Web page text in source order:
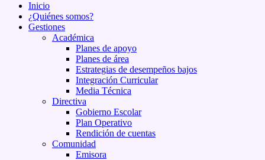
Inicio
¿Quiénes somos?
Gestiones
Académica
Planes de apoyo
Planes de área
Estrategias de desempeños bajos
Integración Curricular
Media Técnica
Directiva
Gobierno Escolar
Plan Operativo
Rendición de cuentas
Comunidad
Emisora